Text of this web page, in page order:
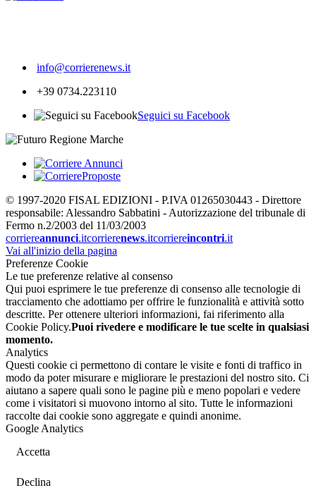
info@corrierenews.it
+39 0734.223110
Seguici su Facebook
© 1997-2020 FISAL EDIZIONI - P.IVA 01265030443 - Direttore
responsabile: Alessandro Sabbatini - Autorizzazione del tribunale di
Fermo n.2/2003 del 11/03/2003
corriereannunci.itcorrierenews.itcorriereincontri.it
Vai all'inizio della pagina
Preferenze Cookie
Le tue preferenze relative al consenso
Qui puoi esprimere le tue preferenze di consenso alle tecnologie di
tracciamento che adottiamo per offrire le funzionalità e attività sotto
descritte. Per ottenere ulteriori informazioni, fai riferimento alla
Cookie Policy.Puoi rivedere e modificare le tue scelte in qualsiasi
momento.
Analytics
Questi cookie ci permettono di contare le visite e fonti di traffico in
modo da poter misurare e migliorare le prestazioni del nostro sito. Ci
aiutano a sapere quali sono le pagine più e meno popolari e vedere
come i visitatori si muovono intorno al sito. Tutte le informazioni
raccolte dai cookie sono aggregate e quindi anonime.
Google Analytics
Accetta
Declina